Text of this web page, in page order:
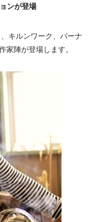
ンが登場
キルンワーク、バーナ
家陣が登場します。